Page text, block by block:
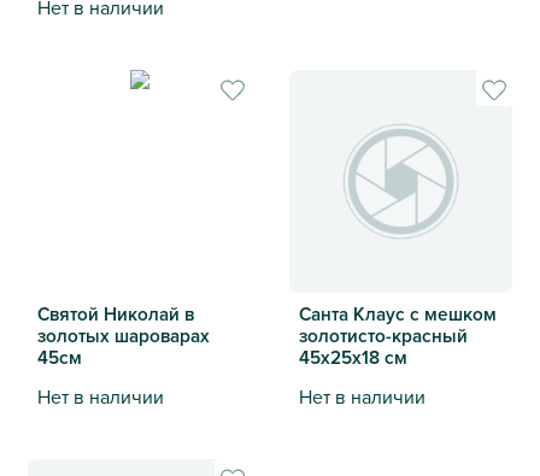
Нет в наличии
Святой Николай в
золотых шароварах
45см
Нет в наличии
Санта Клаус с мешком
золотисто-красный
45х25х18 см
Нет в наличии